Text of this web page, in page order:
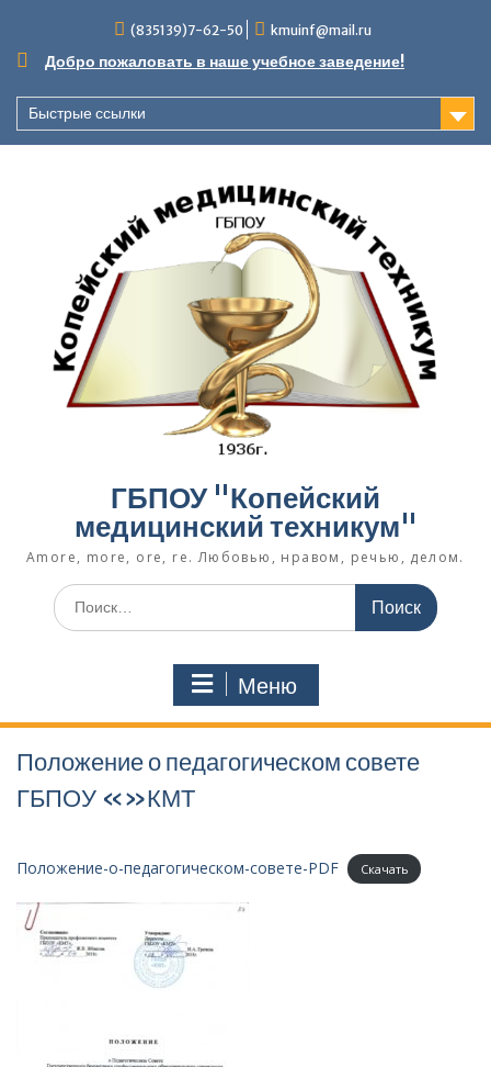
содержимому
(835139)7-62-50 kmuinf@mail.ru
Добро пожаловать в наше учебное заведение!
Быстрые ссылки
ГБПОУ "Копейский
медицинский техникум"
Amore, more, ore, re. Любовью, нравом, речью, делом.
Поиск
по:
Меню
Положение о педагогическом совете
ГБПОУ «»КМТ
Положение-о-педагогическом-совете-PDF Скачать